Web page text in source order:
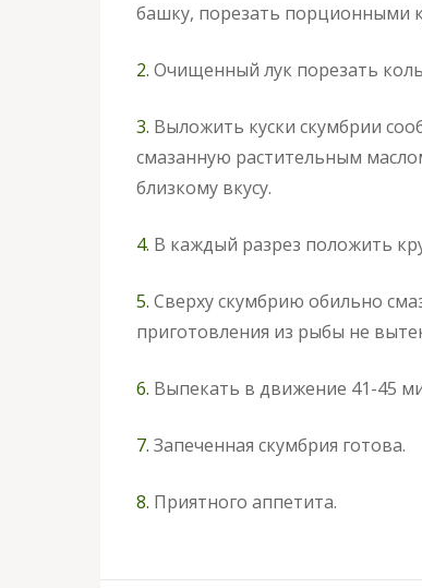
башку, порезать порционными
2. Очищенный лук порезать
3. Выложить куски скумбрии
смазанную растительным
близкому вкусу.
4. В каждый разрез положить
5. Сверху скумбрию обильно
приготовления из рыбы не
6. Выпекать в движение 41-45
7. Запеченная скумбрия готова.
8. Приятного аппетита.